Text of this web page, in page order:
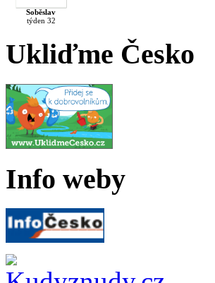
Soběslav
týden 32
Ukliďme Česko
Info weby